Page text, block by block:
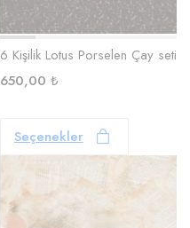
6 Kişilik Lotus Porselen Çay seti
650,00 ₺
Seçenekler